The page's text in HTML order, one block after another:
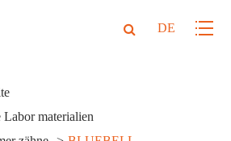
DE
Labor materialien